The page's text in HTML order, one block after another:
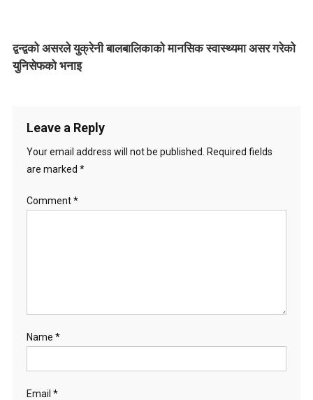
a
t
द्वन्द्वको असरले युक्रेनी बालबालिकाको मानसिक स्वास्थ्यमा असर गरेको
युनिसेफको भनाइ
Leave a Reply
Your email address will not be published.
Required fields
are marked *
Comment*
Name *
Email *